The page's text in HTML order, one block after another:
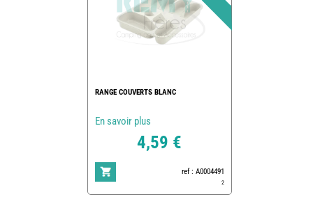
RANGE COUVERTS BLANC
En savoir plus
4,59 €
ref : A0004491
2